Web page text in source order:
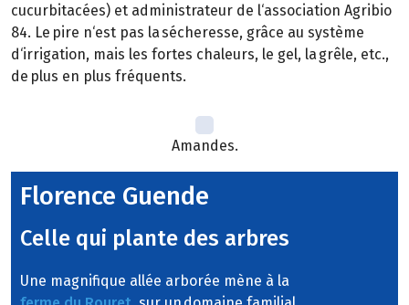
cucurbitacées) et administrateur de l‘association Agribio
84. Le pire n‘est pas la sécheresse, grâce au système
d‘irrigation, mais les fortes chaleurs, le gel, la grêle, etc.,
de plus en plus fréquents.
Amandes.
Florence Guende
Celle qui plante des arbres
Une magnifique allée arborée mène à la